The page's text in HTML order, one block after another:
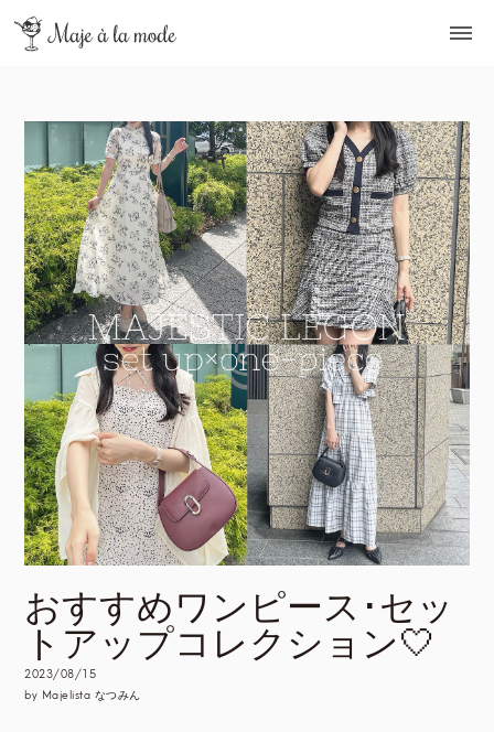
おすすめワンピース･セッ
トアップコレクション🤍
2023/08/15
by Majelista なつみん